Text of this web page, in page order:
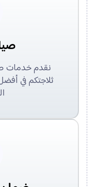
نقدم خدمات
ثلاجتكم في